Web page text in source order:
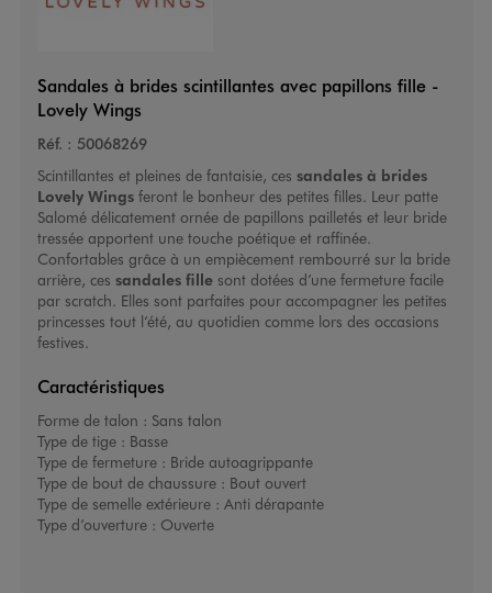
Sandales à brides scintillantes avec papillons fille -
Lovely Wings
Réf. : 50068269
Scintillantes et pleines de fantaisie, ces sandales à brides
Lovely Wingsferont le bonheur des petites filles. Leur patte
Salomé délicatement ornée de papillons pailletés et leur bride
tressée apportent une touche poétique et raffinée.
Confortables grâce à un empiècement rembourré sur la bride
arrière, ces sandales fillesont dotées d’une fermeture facile
par scratch. Elles sont parfaites pour accompagner les petites
princesses tout l’été, au quotidien comme lors des occasions
festives.
Caractéristiques
Forme de talon : Sans talon
Type de tige : Basse
Type de fermeture : Bride autoagrippante
Type de bout de chaussure : Bout ouvert
Type de semelle extérieure : Anti dérapante
Type d’ouverture : Ouverte